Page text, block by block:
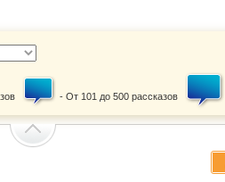
- От 101 до 500 рассказов